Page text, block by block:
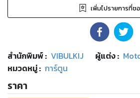
เพิ่มไปรายการที่ช
สำนักพิมพ์: VIBULKIJ ผู้แต่ง :
หมวดหมู่: การ์ตูน
ราคา